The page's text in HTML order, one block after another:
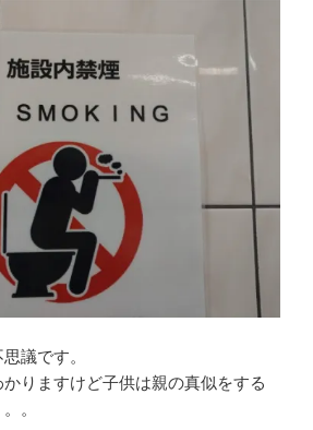
議です。
りますけど子供は親の真似をする
。